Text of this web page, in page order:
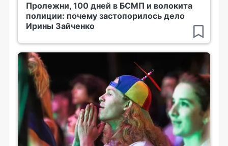
Пролежни, 100 дней в БСМП и волокита
полиции: почему застопорилось дело
Ирины Зайченко